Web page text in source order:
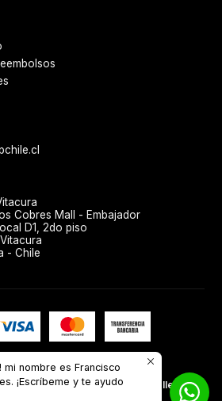
Cobres Mall - Embajador
D1, 2do piso
- Chile
Desarrollado por Jumpseller
mi nombre es Francisco
¡Escríbeme y te ayudo